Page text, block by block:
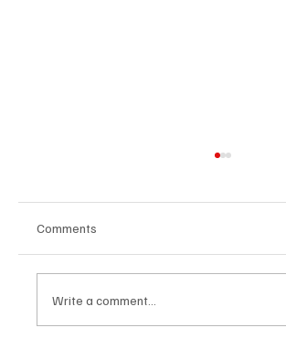
Comments
Write a comment...